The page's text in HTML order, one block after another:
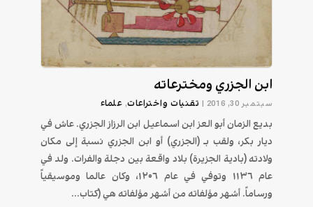
ابن الجزري ومخترعاته
سبتمبر 30, 2016 | تقنیات واختراعات, علماء
بديع الزمان أبو العز ابن اسماعيل ابن الرزاز الجزري. عاش في
ديار بكر، ولقب بـ (الجزري) أو ابن الجزري نسبة إلى مكان
ولادته (بادية الجزيرة) بلاد واقعة بين دجلة والفرات. ولد في
عام ١١٣٦ وتوفي في عام ١٢٠٦، وكان عالما وموسيقياً
ورساماً. أشهر مؤلفاته من أشهر مؤلفاته هي (كتاب...